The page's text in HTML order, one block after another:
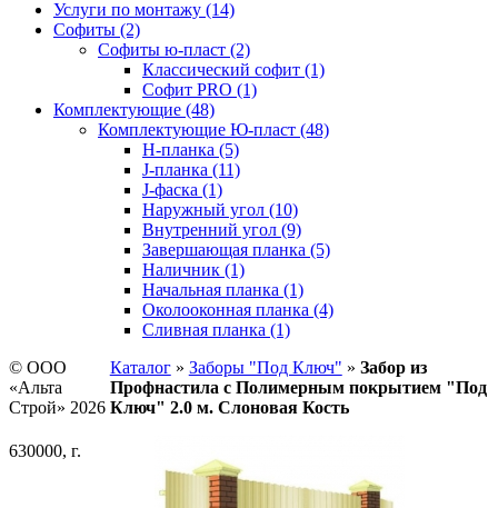
Услуги по монтажу (14)
Софиты (2)
Софиты ю-пласт (2)
Классический софит (1)
Софит PRO (1)
Комплектующие (48)
Комплектующие Ю-пласт (48)
H-планка (5)
J-планка (11)
J-фаска (1)
Наружный угол (10)
Внутренний угол (9)
Завершающая планка (5)
Наличник (1)
Начальная планка (1)
Околооконная планка (4)
Сливная планка (1)
Каталог» Заборы "Под Ключ" » Забор из
Профнастила с Полимерным покрытием "Под
Ключ" 2.0 м. Слоновая Кость
© ООО
«Альта
Строй» 2026
630000, г.